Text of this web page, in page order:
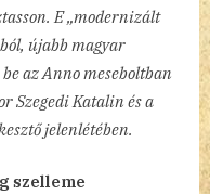
E „modernizált
újabb magyar
az Anno meseboltban
Szegedi Katalin és a
jelenlétében.
szelleme